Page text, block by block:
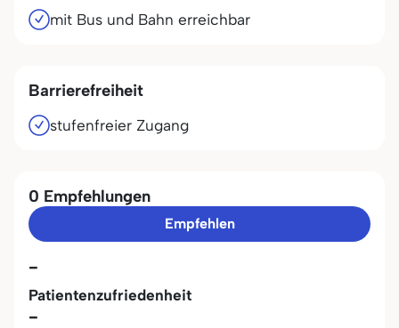
mit Bus und Bahn erreichbar
Barrierefreiheit
stufenfreier Zugang
0 Empfehlungen
Empfehlen
-
Patientenzufriedenheit
-